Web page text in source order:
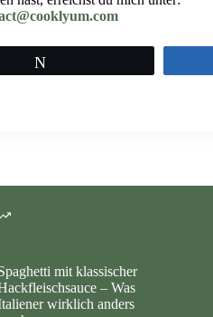
mit klassischer
– Was
wirklich anders